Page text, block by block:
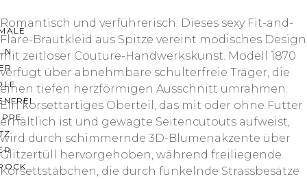
Romantisch und verführerisch: Dieses sexy Fit-and-
Flare-Brautkleid aus Spitze vereint modisches Design
mit zeitloser Couture-Handwerkskunst. Modell 1870
verfügt über abnehmbare schulterfreie Träger, die
einen tiefen herzförmigen Ausschnitt umrahmen.
Ein korsettartiges Oberteil, das mit oder ohne Futter
erhältlich ist und gewagte Seitencutouts aufweist,
wird durch schimmernde 3D-Blumenakzente über
Glitzertüll hervorgehoben, während freiliegende
Korsettstäbchen, die durch funkelnde Strassbesätze